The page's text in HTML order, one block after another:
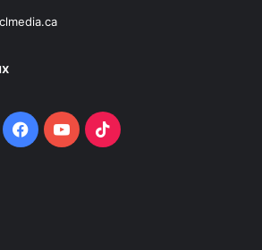
Facebook
YouTubeTikTok